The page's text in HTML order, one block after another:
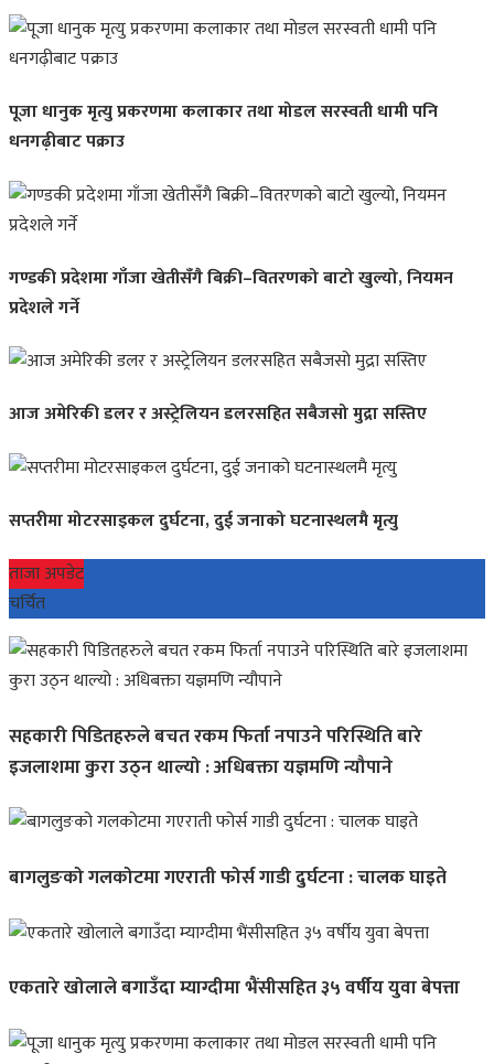
पूजा धानुक मृत्यु प्रकरणमा कलाकार तथा मोडल सरस्वती धामी पनि
धनगढ़ीबाट पक्राउ
गण्डकी प्रदेशमा गाँजा खेतीसँगै बिक्री–वितरणको बाटो खुल्यो, नियमन
प्रदेशले गर्ने
आज अमेरिकी डलर र अस्ट्रेलियन डलरसहित सबैजसो मुद्रा सस्तिए
सप्तरीमा मोटरसाइकल दुर्घटना, दुई जनाको घटनास्थलमै मृत्यु
ताजा अपडेट
चर्चित
सहकारी पिडितहरुले बचत रकम फिर्ता नपाउने परिस्थिति बारे
इजलाशमा कुरा उठ्न थाल्यो : अधिबक्ता यज्ञमणि न्यौपाने
बागलुङको गलकोटमा गएराती फोर्स गाडी दुर्घटना : चालक घाइते
एकतारे खोलाले बगाउँदा म्याग्दीमा भैंसीसहित ३५ वर्षीय युवा बेपत्ता